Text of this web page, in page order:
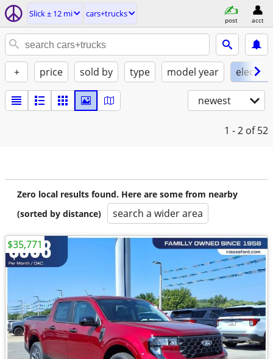
Slick ± 12 mi cars+trucks
post acct
+ price sold by type model year electric
newest
1 - 2 of 52
Zero local results found. Here are some from nearby
(sorted by distance)
search a wider area
$35,771